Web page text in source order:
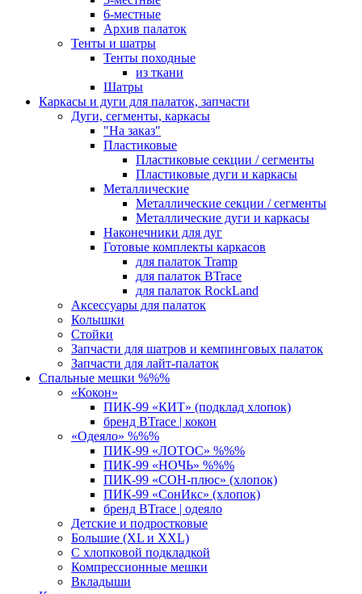
6-местные
Архив палаток
Тенты и шатры
Тенты походные
из ткани
Шатры
Каркасы и дуги для палаток, запчасти
Дуги, сегменты, каркасы
"На заказ"
Пластиковые
Пластиковые секции / сегменты
Пластиковые дуги и каркасы
Металлические
Металлические секции / сегменты
Металлические дуги и каркасы
Наконечники для дуг
Готовые комплекты каркасов
для палаток Tramp
для палаток BTrace
для палаток RockLand
Аксессуары для палаток
Колышки
Стойки
Запчасти для шатров и кемпинговых палаток
Запчасти для лайт-палаток
Спальные мешки %%%
«Кокон»
ПИК-99 «КИТ» (подклад хлопок)
бренд BTrace | кокон
«Одеяло» %%%
ПИК-99 «ЛОТОС» %%%
ПИК-99 «НОЧЬ» %%%
ПИК-99 «СОН-плюс» (хлопок)
ПИК-99 «СонИкс» (хлопок)
бренд BTrace | одеяло
Детские и подростковые
Большие (XL и XXL)
С хлопковой подкладкой
Компрессионные мешки
Вкладыши